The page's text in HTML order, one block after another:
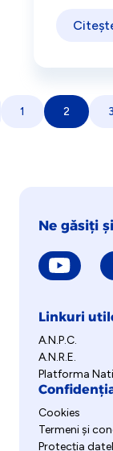
1 2 3
Ne găsiți
Linkuri
A.N.P.C.
A.N.R.E.
Platforma
Cookies
Termeni și
Protecția